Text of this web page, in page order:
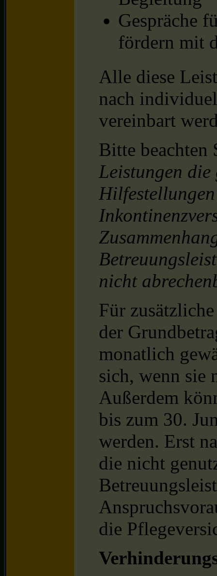
Gespräche
fördern mit
Alle diese
nach
vereinbart
Bitte beachten
Leistungen
nicht
Für
der
monatlich
sich, wenn sie
Außerdem
bis zum 30.
werden. Erst
die nicht
die